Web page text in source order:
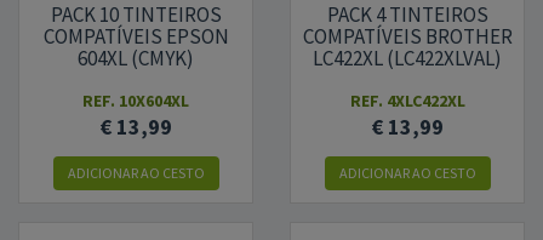
PACK 10 TINTEIROS
COMPATÍVEIS EPSON
604XL (CMYK)
REF. 10X604XL
€ 13,99
ADICIONAR AO CESTO
PACK 4 TINTEIROS
COMPATÍVEIS BROTHER
LC422XL (LC422XLVAL)
REF. 4XLC422XL
€ 13,99
ADICIONAR AO CESTO